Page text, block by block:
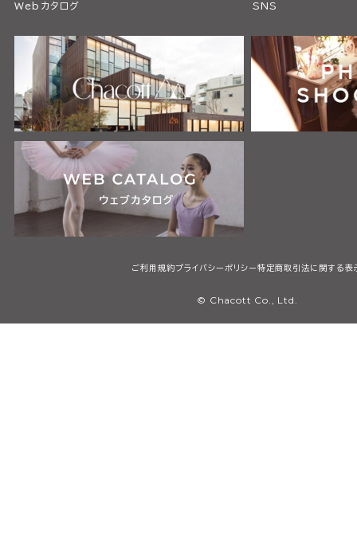
Webカタログ SNS
ご利用規約プライバシーポリシー特定商取引法に関する表
© Chacott Co., Ltd.